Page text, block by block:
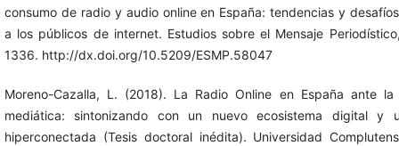
consumo de radio y audio online en España: tendencias y
a los públicos de internet. Estudios sobre el Mensaje
1336. http://dx.doi.org/10.5209/ESMP.58047
Moreno-Cazalla, L. (2018). La Radio Online en España ante la
mediática: sintonizando con un nuevo ecosistema digital y
hiperconectada (Tesis doctoral inédita). Universidad